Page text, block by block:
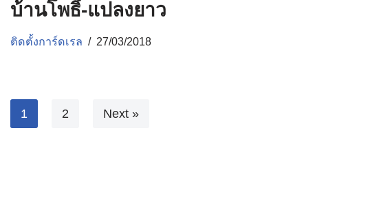
บ้านโพธิ์-แปลงยาว
ติดตั้งการ์ดเรล 27/03/2018
1 2 Next »